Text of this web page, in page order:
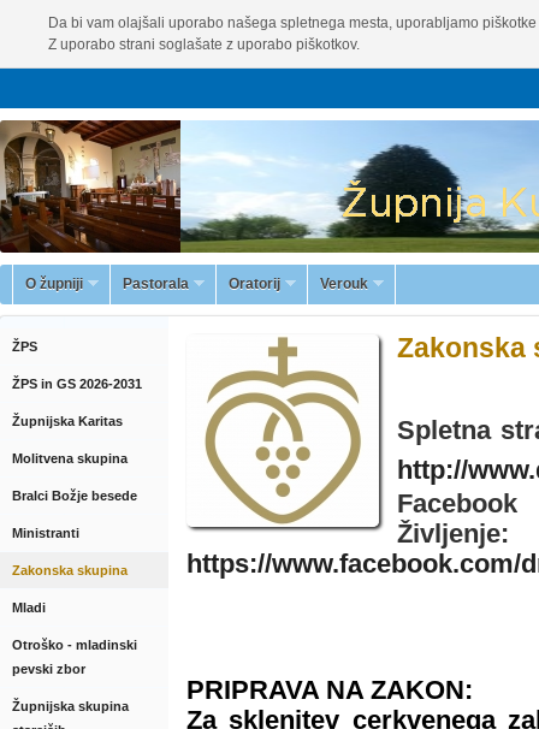
Da bi vam olajšali uporabo našega spletnega mesta, uporabljamo
Z uporabo strani soglašate z uporabo piškotkov.
O župniji Pastorala Oratorij Verouk
ŽPS
ŽPS in GS 2026-2031
Župnijska Karitas
Molitvena skupina
Bralci Božje besede
Ministranti
Zakonska skupina
Mladi
Otroško - mladinski
pevski zbor
Župnijska skupina
Zakonska
Spletna
http://
Življenje:
https://www.facebook.com/
PRIPRAVA NA ZAKON:
Za sklenitev cerkvenega